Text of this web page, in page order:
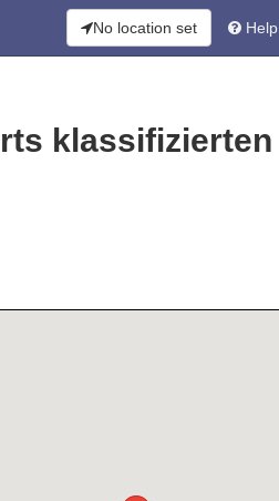
No location set Help
klassifizierten